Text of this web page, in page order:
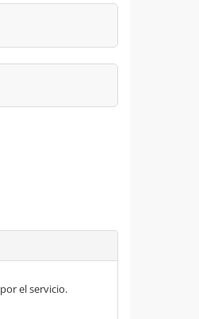
el servicio.